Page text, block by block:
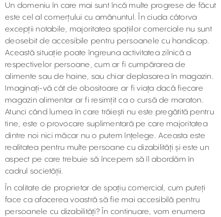
Un domeniu în care mai sunt încă multe progrese de făcut
este cel al comerțului cu amănuntul. În ciuda câtorva
excepții notabile, majoritatea spațiilor comerciale nu sunt
deosebit de accesibile pentru persoanele cu handicap.
Această situație poate îngreuna activitatea zilnică a
respectivelor persoane, cum ar fi cumpărarea de
alimente sau de haine, sau chiar deplasarea în magazin.
Imaginați-vă cât de obositoare ar fi viața dacă fiecare
magazin alimentar ar fi resimțit ca o cursă de maraton.
Atunci când lumea în care trăiești nu este pregătită pentru
tine, este o provocare suplimentară pe care majoritatea
dintre noi nici măcar nu o putem înțelege. Aceasta este
realitatea pentru multe persoane cu dizabilități și este un
aspect pe care trebuie să începem să îl abordăm în
cadrul societății.
În calitate de proprietar de spațiu comercial, cum puteți
face ca afacerea voastră să fie mai accesibilă pentru
persoanele cu dizabilități? În continuare, vom enumera